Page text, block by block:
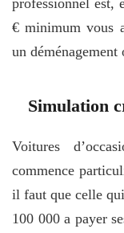
€ minimum vous
un déménagement
Simulation
Voitures
commence
il faut que celle
100 000 a payer